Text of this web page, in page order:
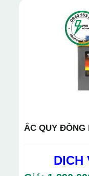
ẮC QUY ĐỒNG
DỊCH